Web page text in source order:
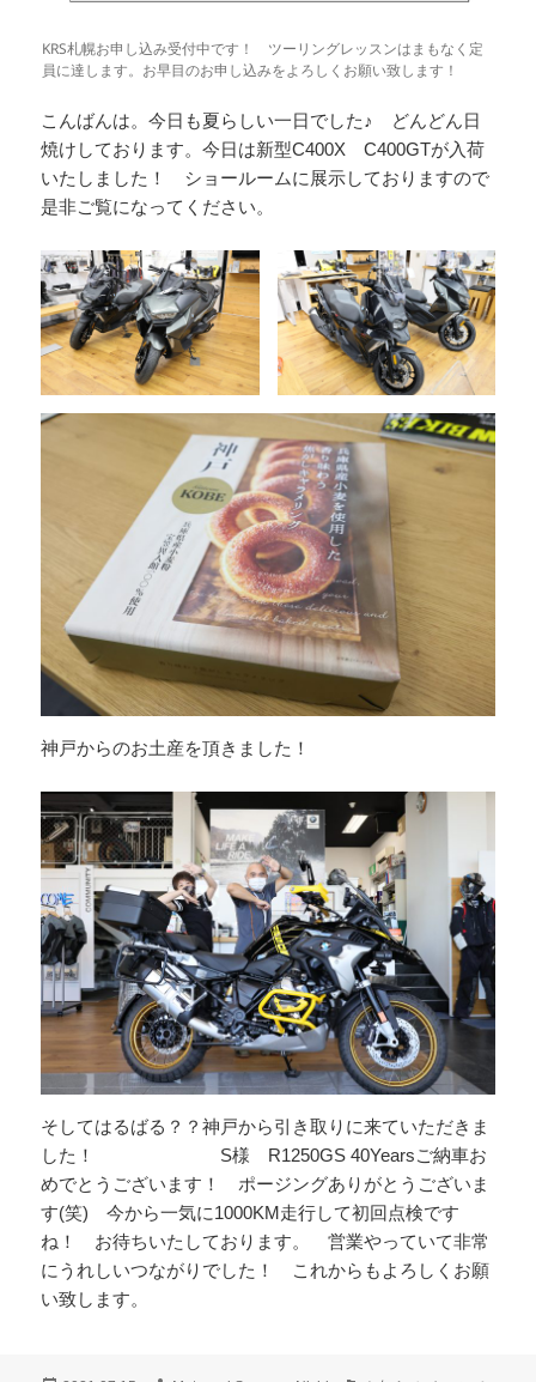
KRS札幌お申し込み受付中です！ ツーリングレッスンはまもなく定
員に達します。お早目のお申し込みをよろしくお願い致します！
こんばんは。今日も夏らしい一日でした♪ どんどん日
焼けしております。今日は新型C400X C400GTが入荷
いたしました！ ショールームに展示しておりますので
是非ご覧になってください。
神戸からのお土産を頂きました！
そしてはるばる？？神戸から引き取りに来ていただきま
した！ S様 R1250GS 40Yearsご納車お
めでとうございます！ ポージングありがとうございま
す(笑) 今から一気に1000KM走行して初回点検です
ね！ お待ちいたしております。 営業やっていて非常
にうれしいつながりでした！ これからもよろしくお願
い致します。